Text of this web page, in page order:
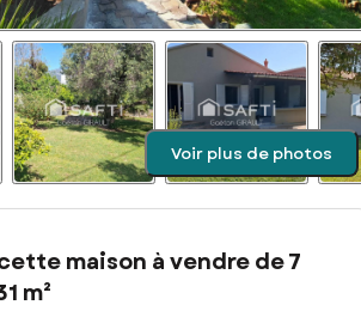
Voir plus de photos
maison à vendre de 7
m²